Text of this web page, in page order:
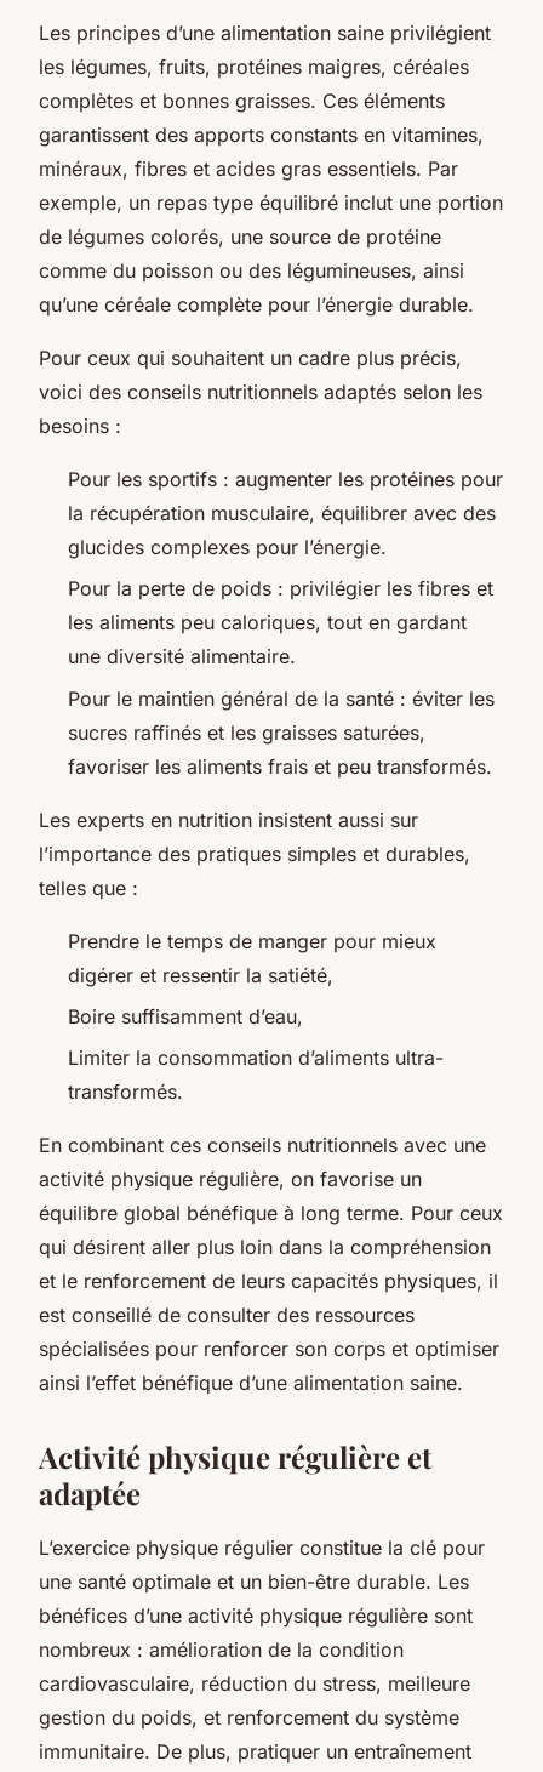
Les principes d’une alimentation saine privilégient
les légumes, fruits, protéines maigres, céréales
complètes et bonnes graisses. Ces éléments
garantissent des apports constants en vitamines,
minéraux, fibres et acides gras essentiels. Par
exemple, un repas type équilibré inclut une portion
de légumes colorés, une source de protéine
comme du poisson ou des légumineuses, ainsi
qu’une céréale complète pour l’énergie durable.
Pour ceux qui souhaitent un cadre plus précis,
voici des conseils nutritionnels adaptés selon les
besoins :
Pour les sportifs : augmenter les protéines pour
la récupération musculaire, équilibrer avec des
glucides complexes pour l’énergie.
Pour la perte de poids : privilégier les fibres et
les aliments peu caloriques, tout en gardant
une diversité alimentaire.
Pour le maintien général de la santé : éviter les
sucres raffinés et les graisses saturées,
favoriser les aliments frais et peu transformés.
Les experts en nutrition insistent aussi sur
l’importance des pratiques simples et durables,
telles que :
Prendre le temps de manger pour mieux
digérer et ressentir la satiété,
Boire suffisamment d’eau,
Limiter la consommation d’aliments ultra-
transformés.
En combinant ces conseils nutritionnels avec une
activité physique régulière, on favorise un
équilibre global bénéfique à long terme. Pour ceux
qui désirent aller plus loin dans la compréhension
et le renforcement de leurs capacités physiques, il
est conseillé de consulter des ressources
spécialisées pour renforcer son corps et optimiser
ainsi l’effet bénéfique d’une alimentation saine.
Activité physique régulière et
adaptée
L’exercice physique régulier constitue la clé pour
une santé optimale et un bien-être durable. Les
bénéfices d’une activité physique régulière sont
nombreux : amélioration de la condition
cardiovasculaire, réduction du stress, meilleure
gestion du poids, et renforcement du système
immunitaire. De plus, pratiquer un entraînement